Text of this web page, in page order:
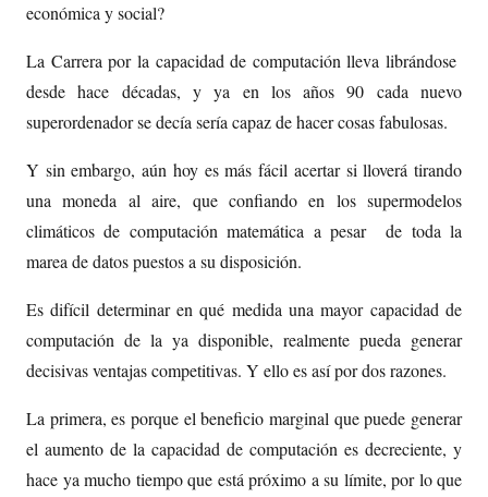
económica y social?
La Carrera por la capacidad de computación lleva librándose
desde hace décadas, y ya en los años 90 cada nuevo
superordenador se decía sería capaz de hacer cosas fabulosas.
Y sin embargo, aún hoy es más fácil acertar si lloverá tirando
una moneda al aire, que confiando en los supermodelos
climáticos de computación matemática a pesar de toda la
marea de datos puestos a su disposición.
Es difícil determinar en qué medida una mayor capacidad de
computación de la ya disponible, realmente pueda generar
decisivas ventajas competitivas. Y ello es así por dos razones.
La primera, es porque el beneficio marginal que puede generar
el aumento de la capacidad de computación es decreciente, y
hace ya mucho tiempo que está próximo a su límite, por lo que